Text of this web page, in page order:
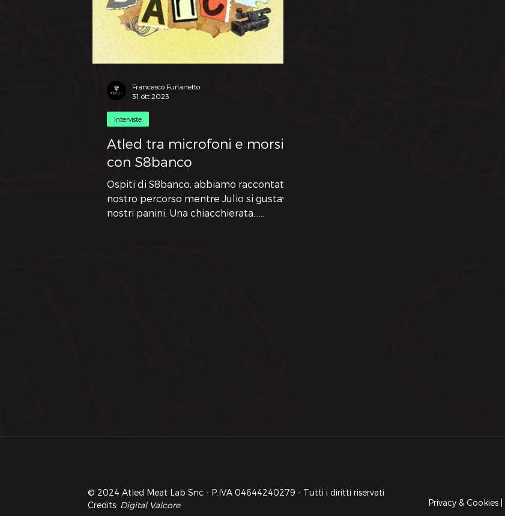
Atled tra microfoni e morsi
con S8banco
Ospiti di S8banco, abbiamo raccontato il
nostro percorso mentre Julio si gustava i
nostri panini. Una chiacchierata…
Interviste
Francesco Furlanetto
31 ott 2023
© 2024 Atled Meat Lab Snc - P.IVA 04644240279 - Tutti i diritti riservati
Credits: Digital Valcore Privacy & Cookies